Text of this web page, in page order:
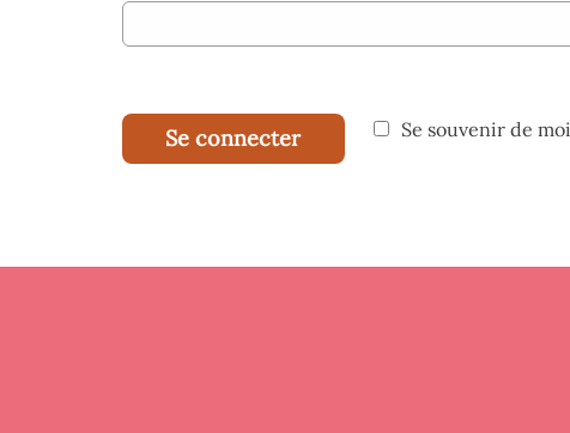
Se connecter Se souvenir de moi